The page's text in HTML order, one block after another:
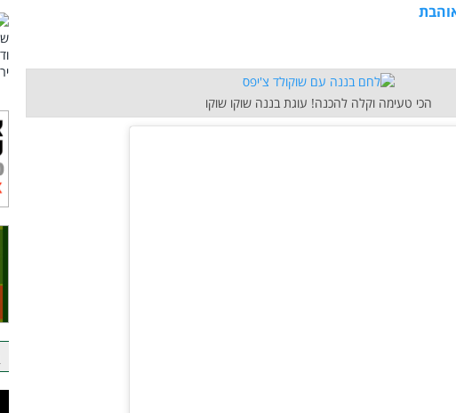
הכי טעימה וקלה להכנה! עוגת בננה שוקו שוקו